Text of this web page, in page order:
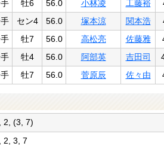
牡6 56.0 小林凌 工藤裕
セン4 56.0 塚本涼 関本浩
牡7 56.0 高松亮 佐藤雅
牡4 56.0 阿部英 吉田司
牡7 56.0 菅原辰 佐々由
2, (3, 7)
2, 3, 7